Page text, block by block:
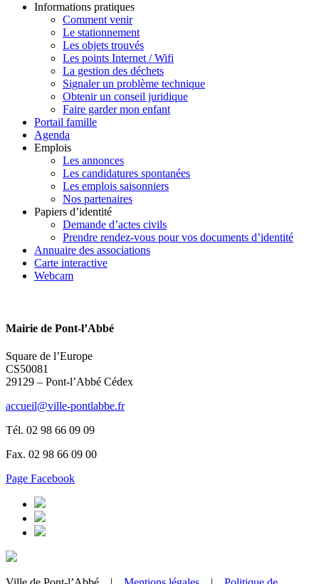
Informations pratiques
Comment venir
Le stationnement
Les objets trouvés
Les points Internet / Wifi
La gestion des déchets
Signaler un problème technique
Obtenir un conseil juridique
Faire garder mon enfant
Portail famille
Agenda
Emplois
Les annonces
Les candidatures spontanées
Les emplois saisonniers
Nos partenaires
Papiers d’identité
Demande d’actes civils
Prendre rendez-vous pour vos documents d’identité
Annuaire des associations
Carte interactive
Webcam
Mairie de Pont-l’Abbé
Square de l’Europe
CS50081
29129 – Pont-l’Abbé Cédex
accueil@ville-pontlabbe.fr
Tél. 02 98 66 09 09
Fax. 02 98 66 09 00
Page Facebook